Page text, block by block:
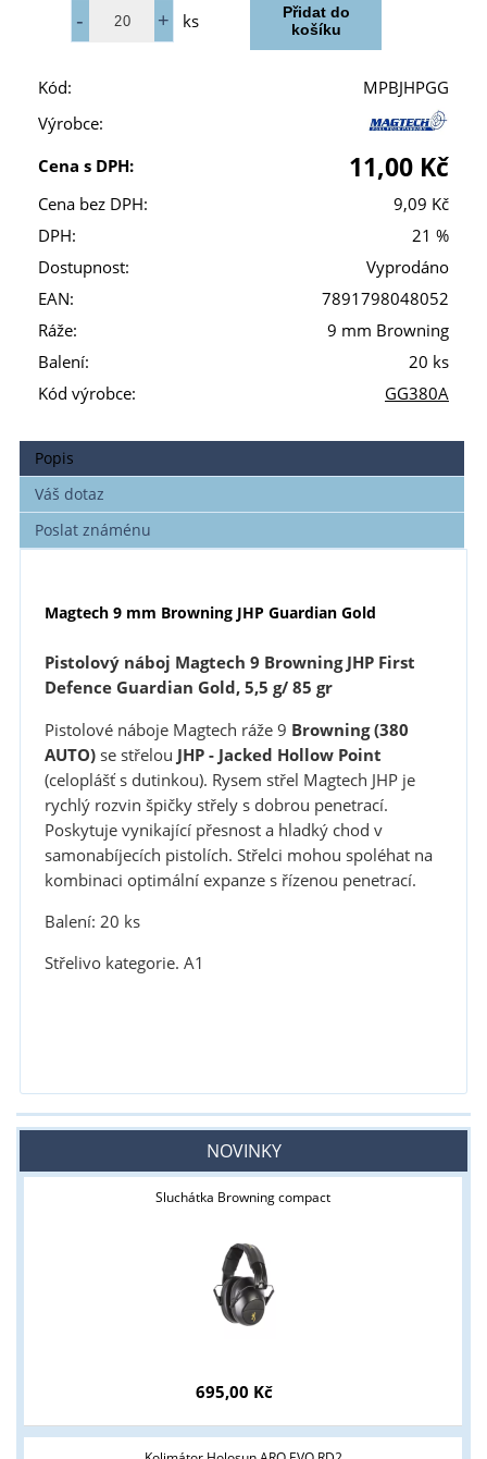
ks
Kód:
MPBJHPGG
Výrobce:
Cena s DPH:
11,00 Kč
Cena bez DPH:
9,09 Kč
DPH:
21 %
Dostupnost:
Vyprodáno
EAN:
7891798048052
Ráže:
9 mm Browning
Balení:
20 ks
Kód výrobce:
GG380A
Popis
Váš dotaz
Poslat známénu
Magtech 9 mm Browning JHP Guardian Gold
Pistolový náboj Magtech 9 Browning JHP First
Defence Guardian Gold, 5,5 g/ 85 gr
Pistolové náboje Magtech ráže 9 Browning (380
AUTO)se střelou JHP - Jacked Hollow Point
(celoplášť s dutinkou). Rysem střel Magtech JHP je
rychlý rozvin špičky střely s dobrou penetrací.
Poskytuje vynikající přesnost a hladký chod v
samonabíjecích pistolích. Střelci mohou spoléhat na
kombinaci optimální expanze s řízenou penetrací.
Balení: 20 ks
Střelivo kategorie. A1
NOVINKY
Sluchátka Browning compact
695,00 Kč